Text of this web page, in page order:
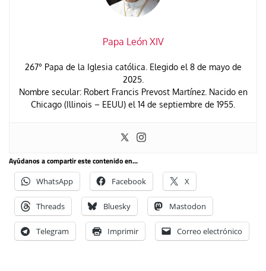
Papa León XIV
267° Papa de la Iglesia católica. Elegido el 8 de mayo de
2025.
Nombre secular: Robert Francis Prevost Martínez. Nacido en
Chicago (Illinois – EEUU) el 14 de septiembre de 1955.
Ayúdanos a compartir este contenido en...
WhatsApp Facebook X
Threads Bluesky Mastodon
Telegram Imprimir Correo electrónico